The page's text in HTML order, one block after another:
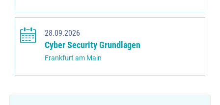
28.09.2026
Cyber Security Grundlagen
Frankfurt am Main